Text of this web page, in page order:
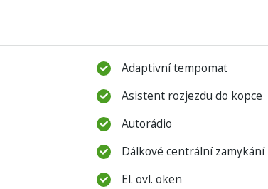
Adaptivní tempomat
Asistent rozjezdu do kopce
Autorádio
Dálkové centrální zamykání
El. ovl. oken